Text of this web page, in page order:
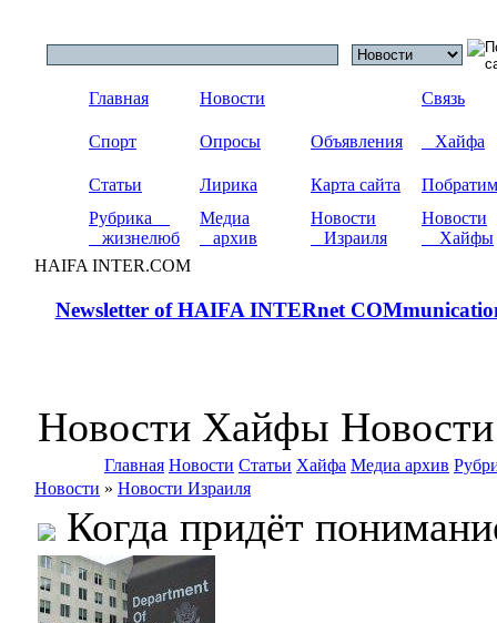
Главная Новости Связь
Спорт Опросы Объявления Хайфа
Статьи Лирика Карта сайта
Рубрика
жизнелюб
Медиа
архив
Новости
Израиля
Новости
Хайфы
HAIFA INTER.COM
Newsletter of HAIFA INTERnet
Новости Хайфы
Главная Новости Статьи Хайфа Медиа архив
Новости » Новости Израиля
Когда придёт